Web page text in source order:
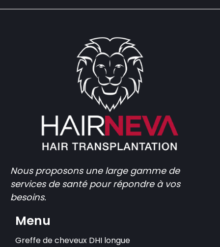
Nous proposons une large gamme de
services de santé pour répondre à vos
besoins.
Menu
Greffe de cheveux DHI longue